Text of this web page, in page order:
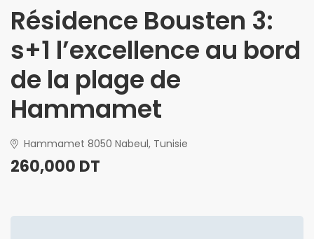
Résidence Bousten 3:
s+1 l’excellence au bord
de la plage de
Hammamet
Hammamet 8050 Nabeul, Tunisie
260,000 DT